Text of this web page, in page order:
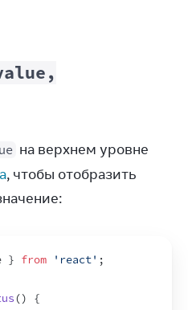
, чтобы отобразить
} from 'react' ;
()
{